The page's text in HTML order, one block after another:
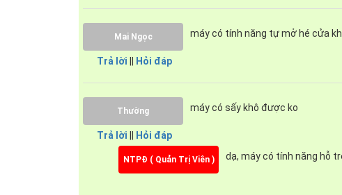
Mai Ngọc máy có tính năng tự mở hé cửa
Trả lời Hỏi đáp
Thường máy có sấy khô được ko
Trả lời Hỏi đáp
NTPĐ ( Quản Trị Viên ) dạ, máy có tính năng hỗ